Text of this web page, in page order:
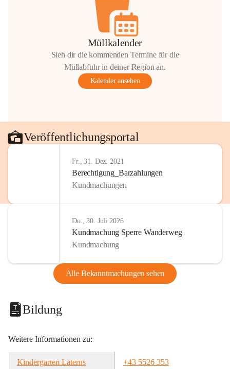
Müllkalender
Sieh dir die kommenden Termine für die
Müllabfuhr in deiner Region an.
Kalender ansehen
Veröffentlichungsportal
Fr., 31. Dez. 2021
Berechtigung_Barzahlungen
Kundmachungen
Do., 30. Juli 2026
Kundmachung Sperre Wanderweg
Kundmachung
Alle Bekanntmachungen sehen
Bildung
Weitere Informationen zu:
Kindergarten Laterns
+43 5526 353